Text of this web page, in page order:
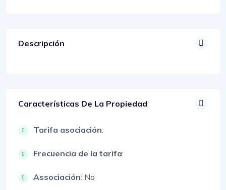
Descripción
Características De La Propiedad
Tarifa asociación:
Frecuencia de la tarifa:
Associación: No